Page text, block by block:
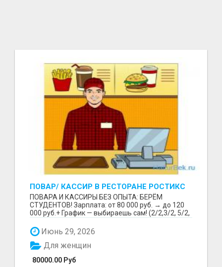
ПОВАР/ КАССИР В РЕСТОРАНЕ РОСТИКС
(КФС)
ПОВАРА И КАССИРЫ БЕЗ ОПЫТА: БЕРЁМ
СТУДЕНТОВ! Зарплата: от 80 000 руб. → до 120
000 руб.+ График — выбираешь сам! (2/2,3/2, 5/2,
Июнь 29, 2026
80000.00 Руб
Для женщин